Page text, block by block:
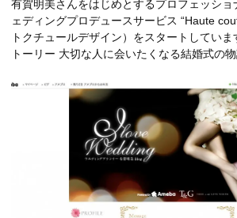
有賀明美さんをはじめとするプロフェッショ
ェディングプロデュースサービス “Haute
トクチュールデザイン）をスタートしてい
トーリー 大切な人に会いたくなる結婚式の物